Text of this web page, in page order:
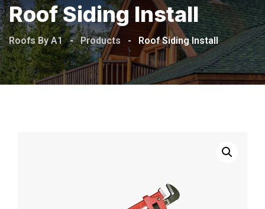
Roof Siding Install
Roofs By A1 - Products - Roof Siding Install